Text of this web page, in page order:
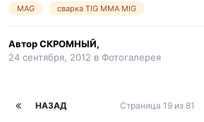
MAG сварка TIG ММА MIG
АвторСКРОМНЫЙ,
24 сентября, 2012 в Фотогалерея
НАЗАД Страница 19 из 81